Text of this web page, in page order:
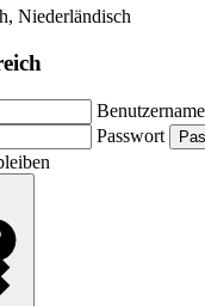
Niederländisch
Benutzername
Passwort